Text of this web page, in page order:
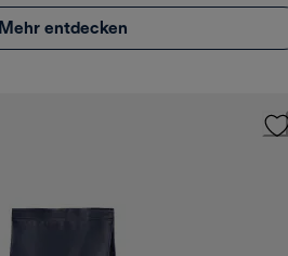
Mehr entdecken